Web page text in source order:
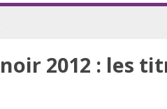
2012 : les